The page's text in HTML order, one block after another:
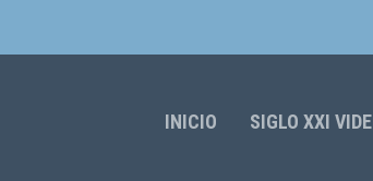
INICIO SIGLO XXI